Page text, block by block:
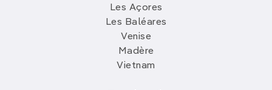
Les Açores
Les Baléares
Venise
Madère
Vietnam